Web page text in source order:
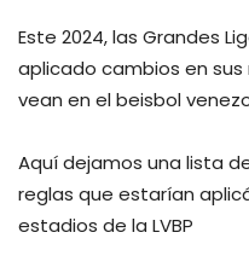
Este 2024, las Grandes
aplicado cambios en
vean en el beisbol
Aquí dejamos una lista
reglas que estarían
estadios de la LVBP